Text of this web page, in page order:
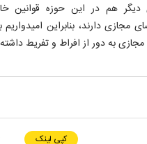
دیگر هم در این حوزه قوانین
مجازی دارند، بنابراین
به دور از افراط و تفریط
کپی لینک